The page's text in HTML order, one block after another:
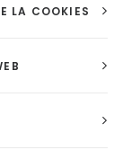
LA COOKIES